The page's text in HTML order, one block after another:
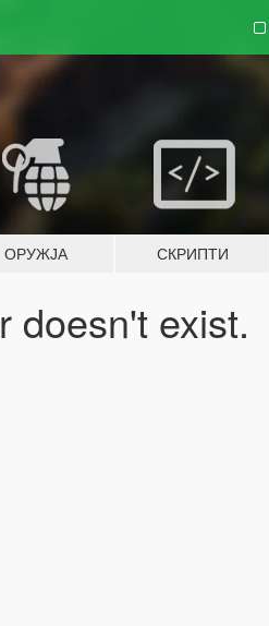
ОРУЖЈА СКРИПТИ
doesn't exist.